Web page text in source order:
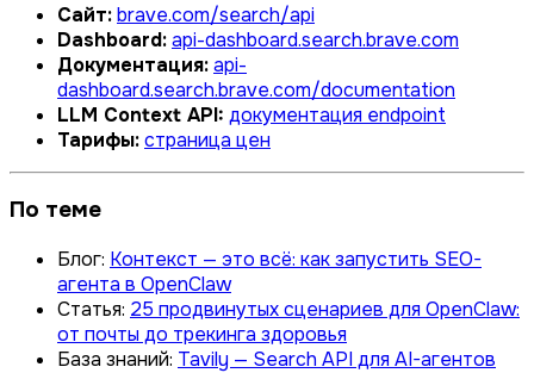
Сайт:brave.com/search/api
Dashboard:api-dashboard.search.brave.com
Документация:api-
dashboard.search.brave.com/documentation
LLM Context API: документация endpoint
Тарифы:страница цен
По теме
Блог: Контекст — это всё: как запустить SEO-
агента в OpenClaw
Статья: 25 продвинутых сценариев для OpenClaw:
от почты до трекинга здоровья
База знаний: Tavily — Search API для AI-агентов